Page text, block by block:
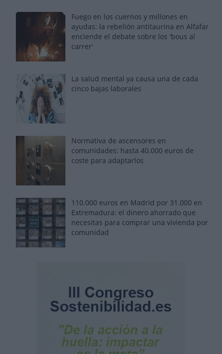
Fuego en los cuernos y millones en
ayudas: la rebelión antitaurina en Alfafar
enciende el debate sobre los 'bous al
carrer'
La salud mental ya causa una de cada
cinco bajas laborales
Normativa de ascensores en
comunidades: hasta 40.000 euros de
coste para adaptarlos
110.000 euros en Madrid por 31.000 en
Extremadura: el dinero ahorrado que
necesitas para comprar una vivienda por
comunidad